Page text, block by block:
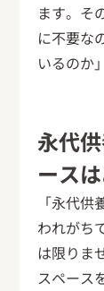
ます。そ
に不要な
いるのか
永代
ース
「永代
われがち
は限りま
スペース